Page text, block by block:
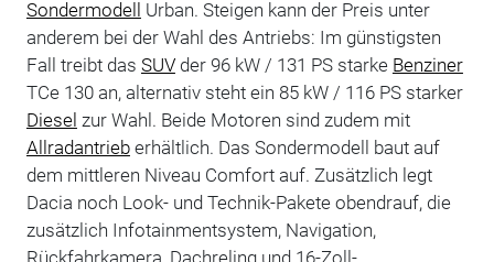
Sondermodell Urban. Steigen kann der Preis unter
anderem bei der Wahl des Antriebs: Im günstigsten
Fall treibt das SUVder 96 kW / 131 PS starke Benziner
TCe 130 an, alternativ steht ein 85 kW / 116 PS starker
Diesel zur Wahl. Beide Motoren sind zudem mit
Allradantrieberhältlich. Das Sondermodell baut auf
dem mittleren Niveau Comfort auf. Zusätzlich legt
Dacia noch Look- und Technik-Pakete obendrauf, die
zusätzlich Infotainmentsystem, Navigation,
Rückfahrkamera, Dachreling und 16-Zoll-